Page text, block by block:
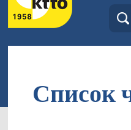
Список